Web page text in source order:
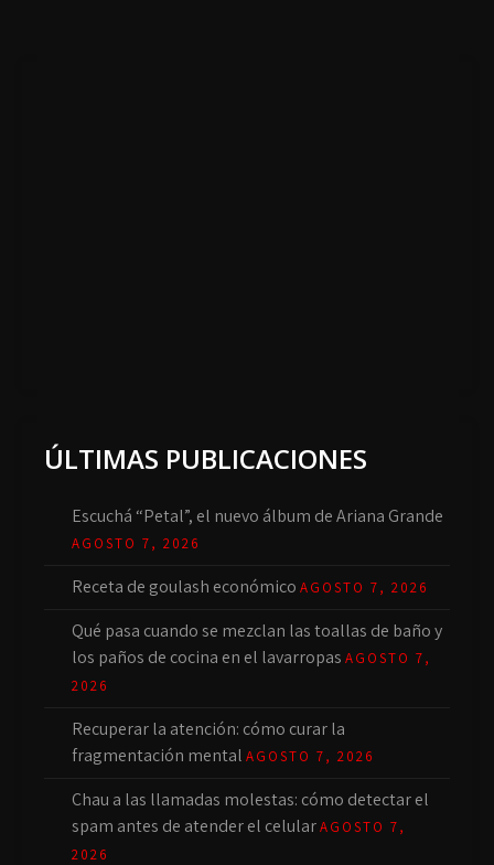
ÚLTIMAS PUBLICACIONES
Escuchá “Petal”, el nuevo álbum de Ariana Grande
AGOSTO 7, 2026
Receta de goulash económico AGOSTO 7, 2026
Qué pasa cuando se mezclan las toallas de baño y
los paños de cocina en el lavarropas AGOSTO 7,
2026
Recuperar la atención: cómo curar la
fragmentación mental AGOSTO 7, 2026
Chau a las llamadas molestas: cómo detectar el
spam antes de atender el celularAGOSTO 7,
2026